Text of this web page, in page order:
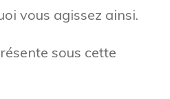
vous agissez ainsi.
sous cette